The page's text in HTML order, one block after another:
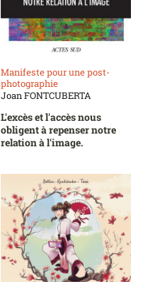
Manifeste pour une post-
photographie
Joan FONTCUBERTA
L'excès et l'accès nous
obligent à repenser notre
relation à l'image.